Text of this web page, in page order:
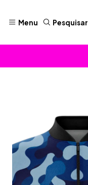
Menu Pesquisar